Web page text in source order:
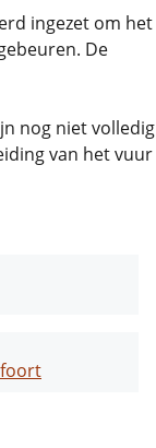
ingezet om het
De
nog niet volledig
van het vuur